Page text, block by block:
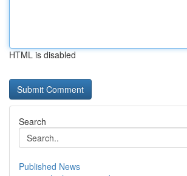
HTML is disabled
Search
Published News